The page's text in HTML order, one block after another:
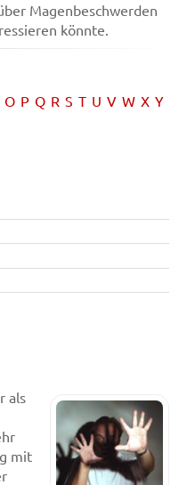
Magenbeschwerden
könnte.
O P Q R S T U V W X Y
als
mit